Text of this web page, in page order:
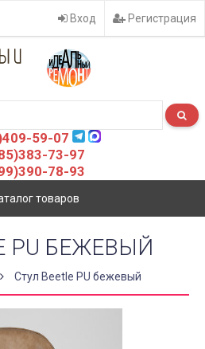
Вход Регистрация
59-07
73-97
78-93
товаров
PU БЕЖЕВЫЙ
Стул Beetle PU бежевый